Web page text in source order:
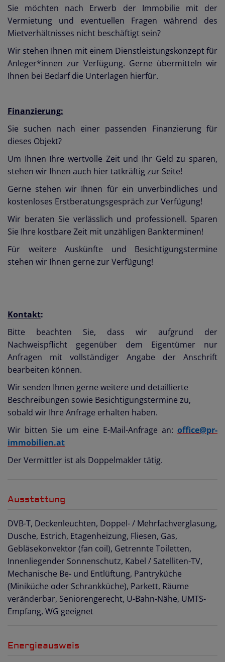
Sie möchten nach Erwerb der Immobilie mit der
Vermietung und eventuellen Fragen während des
Mietverhältnisses nicht beschäftigt sein?
Wir stehen Ihnen mit einem Dienstleistungskonzept für
Anleger*innen zur Verfügung. Gerne übermitteln wir
Ihnen bei Bedarf die Unterlagen hierfür.
Finanzierung:
Sie suchen nach einer passenden Finanzierung für
dieses Objekt?
Um Ihnen Ihre wertvolle Zeit und Ihr Geld zu sparen,
stehen wir Ihnen auch hier tatkräftig zur Seite!
Gerne stehen wir Ihnen für ein unverbindliches und
kostenloses Erstberatungsgespräch zur Verfügung!
Wir beraten Sie verlässlich und professionell. Sparen
Sie Ihre kostbare Zeit mit unzähligen Bankterminen!
Für weitere Auskünfte und Besichtigungstermine
stehen wir Ihnen gerne zur Verfügung!
Kontakt:
Bitte beachten Sie, dass wir aufgrund der
Nachweispflicht gegenüber dem Eigentümer nur
Anfragen mit vollständiger Angabe der Anschrift
bearbeiten können.
Wir senden Ihnen gerne weitere und detaillierte
Beschreibungen sowie Besichtigungstermine zu,
sobald wir Ihre Anfrage erhalten haben.
Wir bitten Sie um eine E-Mail-Anfrage an: office@pr-
immobilien.at
Der Vermittler ist als Doppelmakler tätig.
Ausstattung
DVB-T Deckenleuchten Doppel- / Mehrfachverglasung
Dusche Estrich Etagenheizung Fliesen Gas
Gebläsekonvektor (fan coil) Getrennte Toiletten
Innenliegender Sonnenschutz Kabel / Satelliten-TV
Mechanische Be- und Entlüftung Pantryküche
(Miniküche oder Schrankküche) Parkett Räume
veränderbar Seniorengerecht U-Bahn-Nähe UMTS-
Empfang WG geeignet
Energieausweis